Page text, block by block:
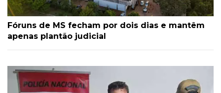
Fóruns de MS fecham por dois dias e mantêm
apenas plantão judicial